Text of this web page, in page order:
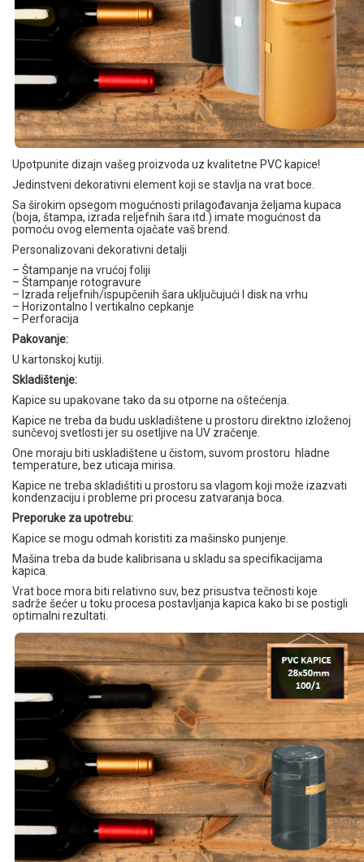
Upotpunite dizajn vašeg proizvoda uz kvalitetne PVC kapice!
Jedinstveni dekorativni element koji se stavlja na vrat boce.
Sa širokim opsegom mogućnosti prilagođavanja željama kupaca
(boja, štampa, izrada reljefnih šara itd.) imate mogućnost da
pomoću ovog elementa ojačate vaš brend.
Personalizovani dekorativni detalji
– Štampanje na vrućoj foliji
– Štampanje rotogravure
– Izrada reljefnih/ispupčenih šara uključujući I disk na vrhu
– Horizontalno I vertikalno cepkanje
– Perforacija
Pakovanje:
U kartonskoj kutiji.
Skladištenje:
Kapice su upakovane tako da su otporne na oštećenja.
Kapice ne treba da budu uskladištene u prostoru direktno izloženoj
sunčevoj svetlosti jer su osetljive na UV zračenje.
One moraju biti uskladištene u čistom, suvom prostoru hladne
temperature, bez uticaja mirisa.
Kapice ne treba skladištiti u prostoru sa vlagom koji može izazvati
kondenzaciju i probleme pri procesu zatvaranja boca.
Preporuke za upotrebu:
Kapice se mogu odmah koristiti za mašinsko punjenje.
Mašina treba da bude kalibrisana u skladu sa specifikacijama
kapica.
Vrat boce mora biti relativno suv, bez prisustva tečnosti koje
sadrže šećer u toku procesa postavljanja kapica kako bi se postigli
optimalni rezultati.